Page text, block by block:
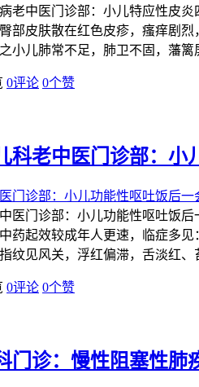
中医门诊部：小儿特应性皮炎
部皮肤散在红色皮疹，瘙痒剧
小儿肺常不足，肺卫不固，藩
0评论 0个赞
科老中医门诊部：小
门诊部：小儿功能性呕吐饭后
药起效较成年人更速，临症多
指纹见风关，浮红偏滞，舌
0评论 0个赞
门诊：慢性阻塞性